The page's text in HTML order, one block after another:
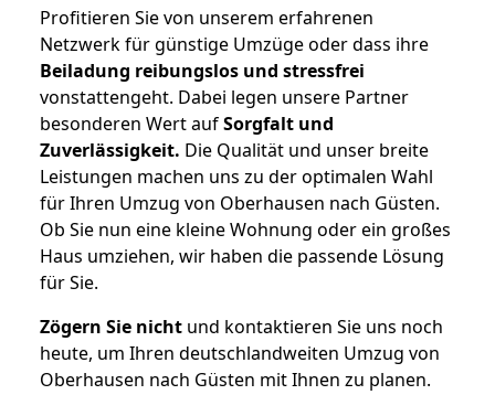
Profitieren Sie von unserem erfahrenen
Netzwerk für günstige Umzüge oder dass ihre
Beiladung reibungslos und stressfrei
vonstattengeht. Dabei legen unsere Partner
besonderen Wert aufSorgfalt und
Zuverlässigkeit. Die Qualität und unser breite
Leistungen machen uns zu der optimalen Wahl
für Ihren Umzug von Oberhausen nach Güsten.
Ob Sie nun eine kleine Wohnung oder ein großes
Haus umziehen, wir haben die passende Lösung
für Sie.
Zögern Sie nicht und kontaktieren Sie uns noch
heute, um Ihren deutschlandweiten Umzug von
Oberhausen nach Güsten mit Ihnen zu planen.